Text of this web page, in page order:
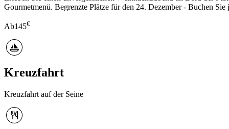
Gourmetmenü. Begrenzte Plätze für den 24. Dezember - Buchen Sie
Ab145€
Kreuzfahrt
Kreuzfahrt auf der Seine